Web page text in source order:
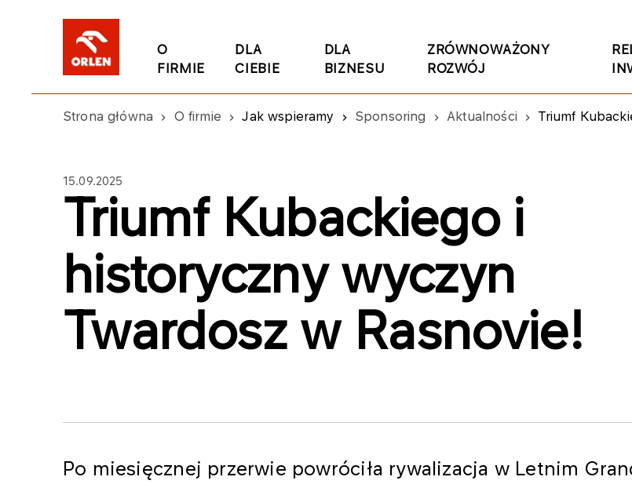
O
FIRMIE
DLA
CIEBIE
DLA
BIZNESU
ZRÓWNOWAŻONY
ROZWÓJ
Strona główna O firmie Jak wspieramy Sponsoring Aktualności Triumf
15.09.2025
Triumf Kubackiego i
historyczny wyczyn
Twardosz w Rasnovie!
Po miesięcznej przerwie powróciła rywalizacja w Letnim